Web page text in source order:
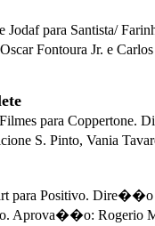
Jodaf para Santista/
Fontoura Jr. e
para
S. Pinto, Vania
para Positivo.
Aprova��o: Rogerio